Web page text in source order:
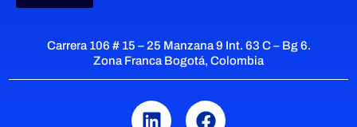
Carrera 106 # 15 – 25 Manzana 9 Int. 63 C – Bg 6.
Zona Franca Bogotá, Colombia